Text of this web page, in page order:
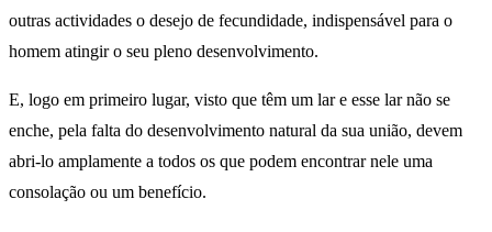
outras actividades o desejo de fecundidade, indispensável para o
homem atingir o seu pleno desenvolvimento.
E, logo em primeiro lugar, visto que têm um lar e esse lar não se
enche, pela falta do desenvolvimento natural da sua união, devem
abri-lo amplamente a todos os que podem encontrar nele uma
consolação ou um benefício.